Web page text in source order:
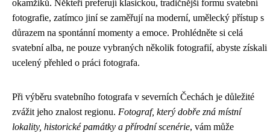
okamžiků. Někteří preferují klasickou, tradičnější formu svatební
fotografie, zatímco jiní se zaměřují na moderní, umělecký přístup s
důrazem na spontánní momenty a emoce. Prohlédněte si celá
svatební alba, ne pouze vybraných několik fotografií, abyste získali
ucelený přehled o práci fotografa.
Při výběru svatebního fotografa v severních Čechách je důležité
zvážit jeho znalost regionu. Fotograf, který dobře zná místní
lokality, historické památky a přírodní scenérie, vám může